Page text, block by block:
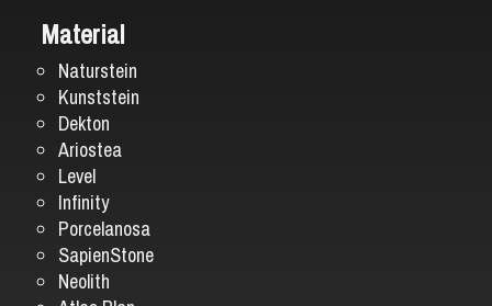
Material
Naturstein
Kunststein
Dekton
Ariostea
Level
Infinity
Porcelanosa
SapienStone
Neolith